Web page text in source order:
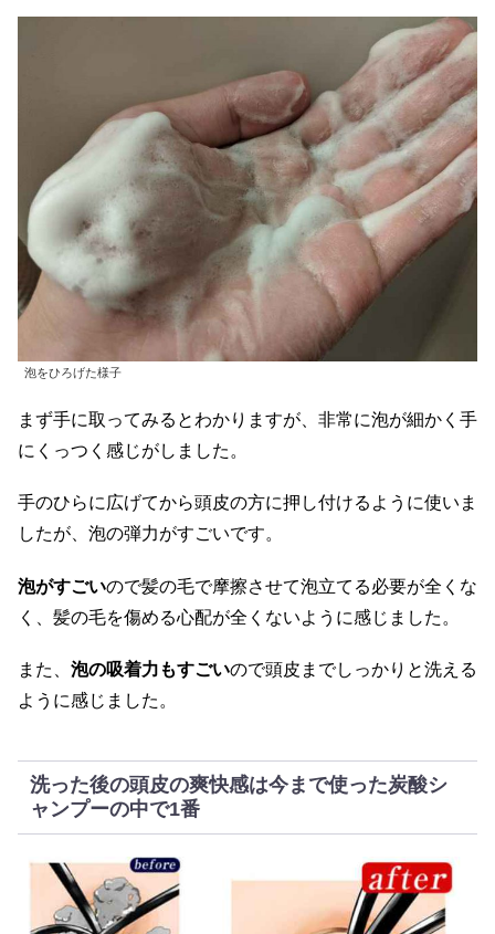
泡をひろげた様子
まず手に取ってみるとわかりますが、非常に泡が細かく手
にくっつく感じがしました。
手のひらに広げてから頭皮の方に押し付けるように使いま
したが、泡の弾力がすごいです。
泡がすごいので髪の毛で摩擦させて泡立てる必要が全くな
く、髪の毛を傷める心配が全くないように感じました。
また、 泡の吸着力もすごいので頭皮までしっかりと洗える
ように感じました。
洗った後の頭皮の爽快感は今まで使った炭酸シ
ャンプーの中で1番